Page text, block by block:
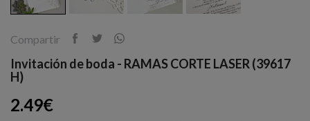
Compartir
Invitación de boda - RAMAS CORTE LASER (39617
H)
2.49€